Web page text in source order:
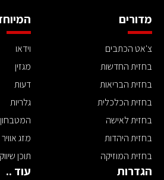
מדורים
צ'אט הכתבים
בחזית החדשות
בחזית הבריאות
בחזית הכלכלית
בחזית לאישה
בחזית היהדות
בחזית המוזיקה
וידאו
מגזין
דעות
גלריות
המטבחון
מזג אוויר
תוכן
הגדרות עוד ..